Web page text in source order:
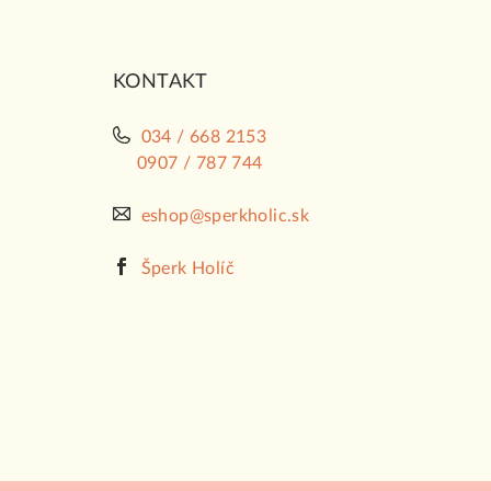
KONTAKT
034 / 668 2153
0907 / 787 744
eshop@sperkholic.sk
Šperk Holíč